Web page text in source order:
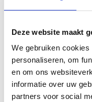
Deze website maakt
We gebruiken
personaliseren, om
en om ons
informatie over uw
partners voor social
om kleine
inhoud ervan te
en leesbaarheid te
Voor meer informatie
kijkje bij deFAQ.
Wil je een probleem